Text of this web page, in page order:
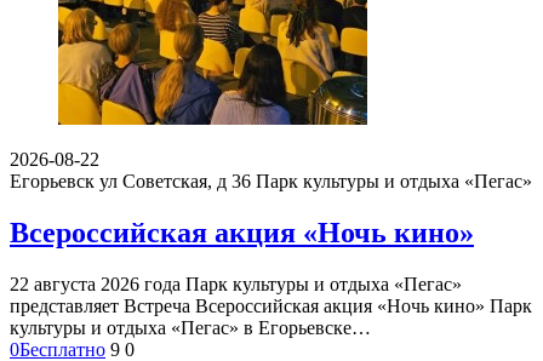
2026-08-22
Егорьевск ул Советская, д 36 Парк культуры и отдыха «Пегас»
Всероссийская акция «Ночь кино»
22 августа 2026 года Парк культуры и отдыха «Пегас»
представляет Встреча Всероссийская акция «Ночь кино» Парк
культуры и отдыха «Пегас» в Егорьевске…
0Бесплатно 9 0